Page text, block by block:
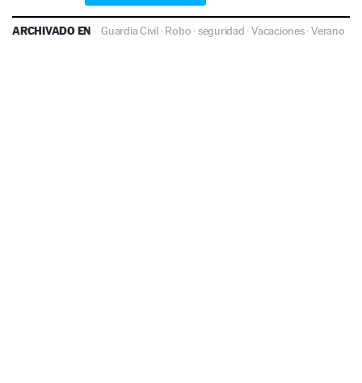
ARCHIVADO EN Guardia Civil ·Robo ·seguridad ·Vacaciones·Verano